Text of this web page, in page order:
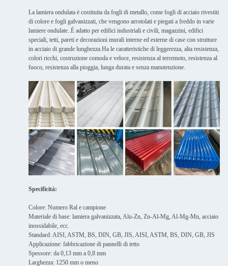
La lamiera ondulata è costituita da fogli di metallo, come fogli di acciaio rivestiti
di colore e fogli galvanizzati, che vengono arrotolati e piegati a freddo in varie
lamiere ondulate..È adatto per edifici industriali e civili, magazzini, edifici
speciali, tetti, pareti e decorazioni murali interne ed esterne di case con strutture
in acciaio di grande lunghezza.Ha le caratteristiche di leggerezza, alta resistenza,
colori ricchi, costruzione comoda e veloce, resistenza al terremoto, resistenza al
fuoco, resistenza alla pioggia, lunga durata e senza manutenzione.
Specificità:
Colore: Numero Ral e campione
Materiale di base: lamiera galvanizzata, Alu-Zn, Zn-Al-Mg, Al-Mg-Mn, acciaio
inossidabile, ecc.
Standard: AISI, ASTM, BS, DIN, GB, JIS, AISI, ASTM, BS, DIN, GB, JIS
Applicazione: fabbricazione di pannelli di tetto
Spessore: da 0,13 mm a 0,8 mm
Larghezza: 1250 mm o meno